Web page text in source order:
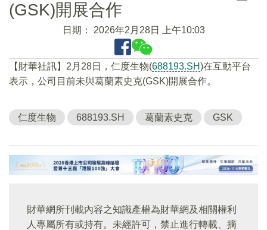
(GSK)開展合作
日期： 2026年2月28日 上午10:03
【財華社訊】2月28日，仁度生物(688193.SH)在互動平台
表示，公司目前未與葛蘭素史克(GSK)開展合作。
仁度生物 688193.SH 葛蘭素史克 GSK
財華網所刊載內容之知識產權為財華網及相關權利
人專屬所有或持有。未經許可，禁止進行轉載、摘